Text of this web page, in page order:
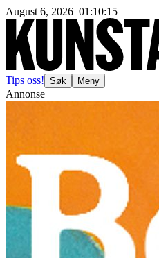
August 6, 2026 01 :10:17
Tips oss! Søk Meny
Annonse